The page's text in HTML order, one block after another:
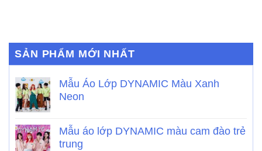
SẢN PHẨM MỚI NHẤT
Mẫu Áo Lớp DYNAMIC Màu Xanh
Neon
Mẫu áo lớp DYNAMIC màu cam đào trẻ
trung